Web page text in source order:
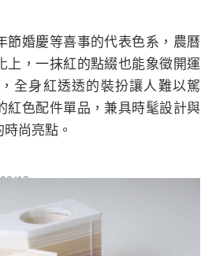
節婚慶等喜事的代表色系，農曆
上，一抹紅的點綴也能象徵開運
全身紅透透的裝扮讓人難以駕
紅色配件單品，兼具時髦設計與
尚亮點。
13